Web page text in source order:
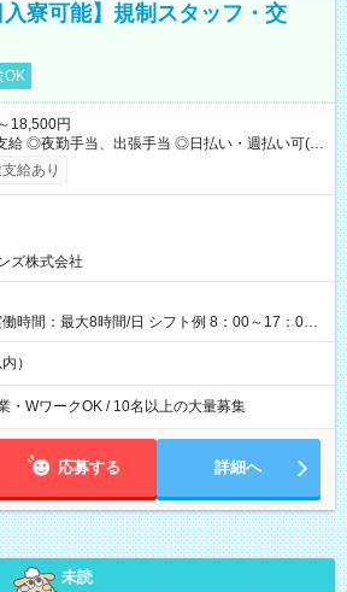
入寮可能】規制スタッフ・交
OK
18,500円
給 ◎夜勤手当、出張手当 ◎日払い・週払い可(希
＜月収例＞ 日給10,600円×22日稼働＝23.5万円/
：3ヶ月 雇用形態、給与は本採用時と同じです。
給あり
ズ株式会社
時間：最大8時間/日 シフト例 8：00～17：00
※現場によっては多少時間は前後します ▶残業
▶時間より早く終わることの方が多いと思いま
給！
）
・WワークOK / 10名以上の大量募集
応募する 詳細へ
未読